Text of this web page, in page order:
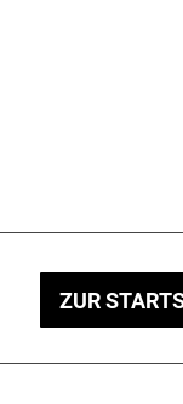
ZUR